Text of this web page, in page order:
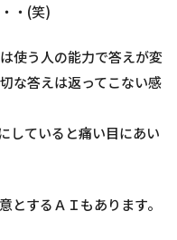
・(笑)
使う人の能力で答えが変
な答えは返ってこない感
していると痛い目にあい
とするＡＩもあります。